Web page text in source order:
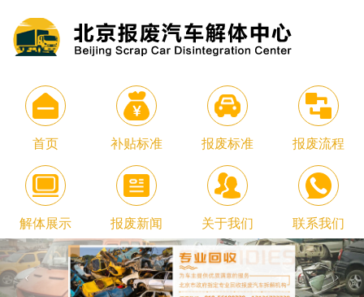
首页 补贴标准 报废标准 报废流程
解体展示 报废新闻 关于我们 联系我们